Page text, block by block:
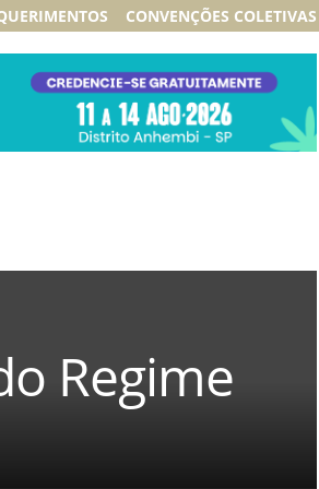
CONVENÇÕES COLETIVAS
Regime